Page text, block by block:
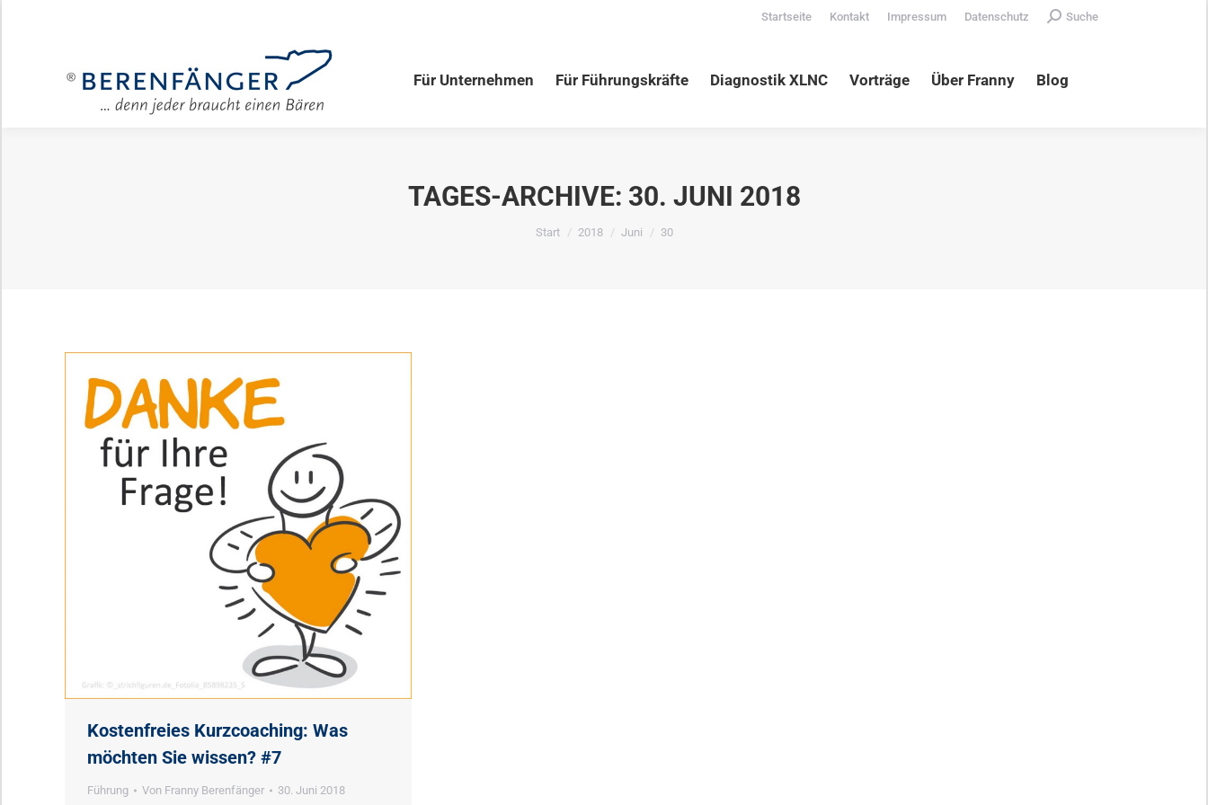
Startseite Kontakt Impressum Datenschutz Search:
Suche
Für Unternehmen Für Führungskräfte Diagnostik XLNC Vorträge Über Franny Blog
TAGES-ARCHIVE: 30. JUNI 2018
Sie befinden sich hier:
Start 2018 Juni 30
Kostenfreies Kurzcoaching: Was
möchten Sie wissen? #7
Führung Von Franny Berenfänger 30. Juni 2018